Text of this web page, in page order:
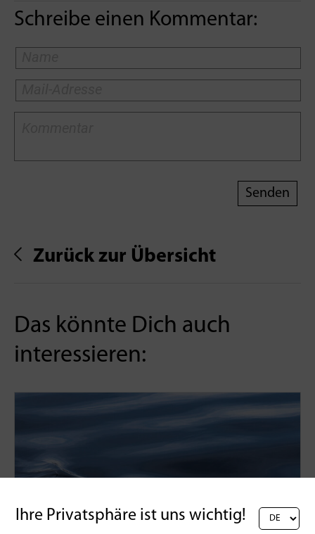
Schreibe einen Kommentar:
Zurück zur Übersicht
Das könnte Dich auch
interessieren:
Ihre Privatsphäre ist uns wichtig!